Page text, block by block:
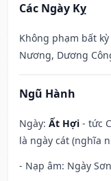
Các Ngày Kỵ
Không phạm bất
Nương, Dương
Ngũ Hành
Ngày: Ất Hợi - tức
là ngày cát (nghĩa
- Nạp âm: Ngày